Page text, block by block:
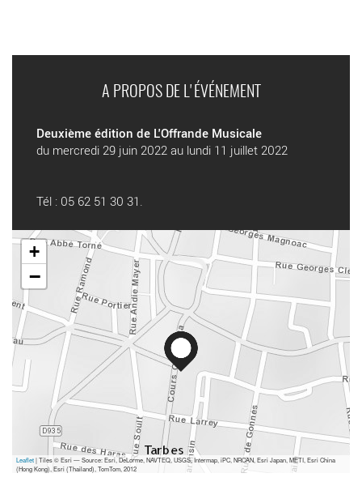
A PROPOS DE L'ÉVÉNEMENT
Deuxième édition de L'Offrande Musicale
du mercredi 29 juin 2022 au lundi 11 juillet 2022
Tél : 05 62 51 30 31.
+
−
Leaflet| Tiles © Esri — Source: Esri, DeLorme, NAVTEQ, USGS, Intermap, iPC, NRCAN, Esri Japan, METI, Esri China
(Hong Kong), Esri (Thailand), TomTom, 2012